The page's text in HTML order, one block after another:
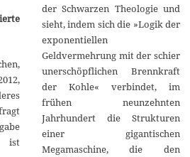
ist
der Schwarzen Theologie und
sieht, indem sich die »Logik der
exponentiellen
Geldvermehrung mit der schier
unerschöpflichen Brennkraft
der Kohle« verbindet, im
frühen neunzehnten
Jahrhundert die Strukturen
einer gigantischen
Megamaschine, die den